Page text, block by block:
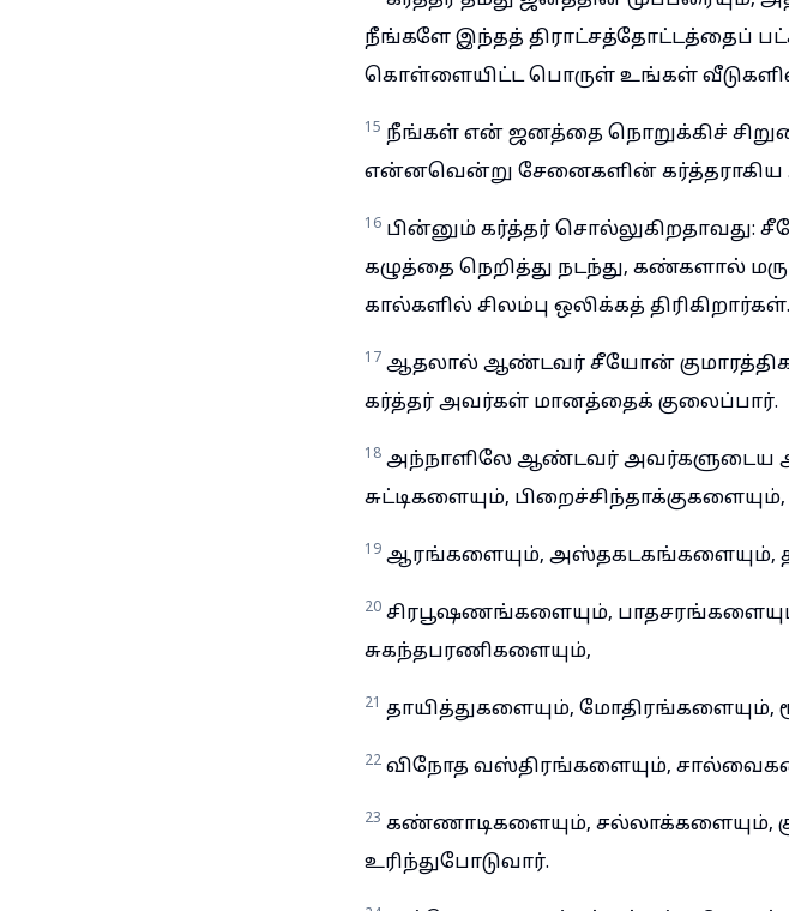
நீங்களே இந்தத் திராட்சத்தோட்டத்தைப்
கொள்ளையிட்ட பொருள் உங்கள் வீடுகளில்
15 நீங்கள் என் ஜனத்தை நொறுக்கிச்
என்னவென்று சேனைகளின்
16 பின்னும் கர்த்தர் சொல்லுகிறதாவது:
கழுத்தை நெறித்து நடந்து, கண்களால்
கால்களில் சிலம்பு ஒலிக்கத் திரிகிறார்கள்.
17 ஆதலால் ஆண்டவர் சீயோன்
கர்த்தர் அவர்கள் மானத்தைக் குலைப்பார்.
18 அந்நாளிலே ஆண்டவர் அவர்களுடைய
சுட்டிகளையும், பிறைச்சிந்தாக்குகளையும்,
19 ஆரங்களையும், அஸ்தகடகங்களையும்,
20 சிரபூஷணங்களையும்,
சுகந்தபரணிகளையும்,
21 தாயித்துகளையும், மோதிரங்களையும்,
22 விநோத வஸ்திரங்களையும்,
23 கண்ணாடிகளையும், சல்லாக்களையும்,
உரிந்துபோடுவார்.